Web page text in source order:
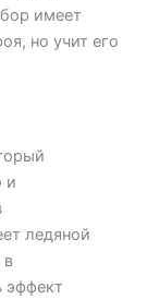
имеет
но учит его
и
ледяной
в
эффект